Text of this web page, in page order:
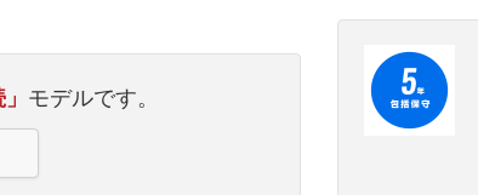
モデルです。